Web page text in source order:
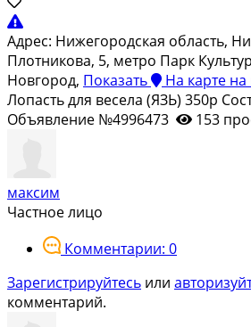
Адрес: Нижегородская область,
Плотникова, 5, метро Парк
Новгород, Показать На карте на
Лопасть для весела (ЯЗЬ) 350р
Объявление №4996473
153
максим
Частное лицо
Комментарии: 0
Зарегистрируйтесь или
комментарий.